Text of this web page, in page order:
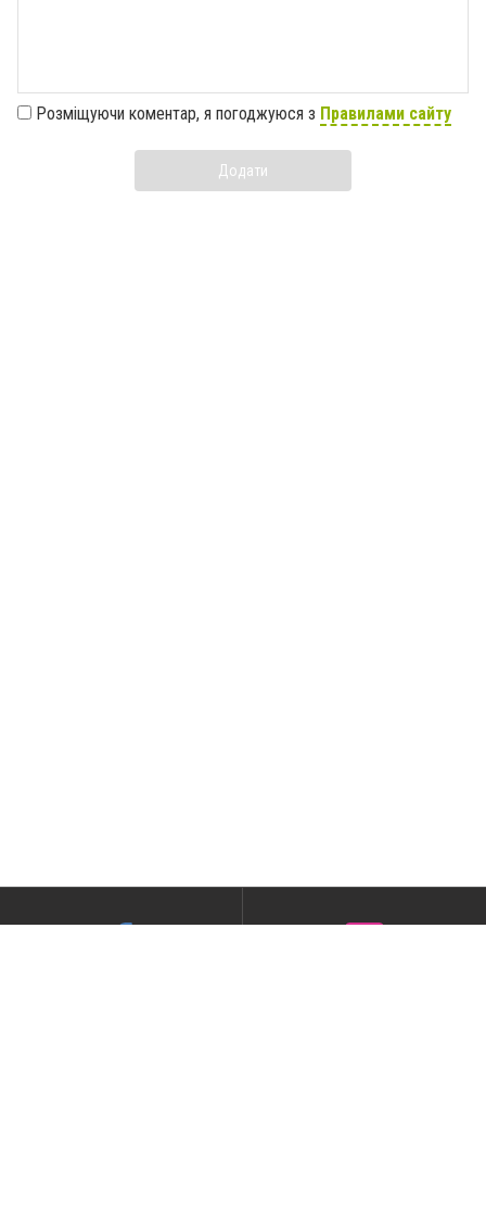
Розміщуючи коментар, я погоджуюся з Правилами сайту
Додати